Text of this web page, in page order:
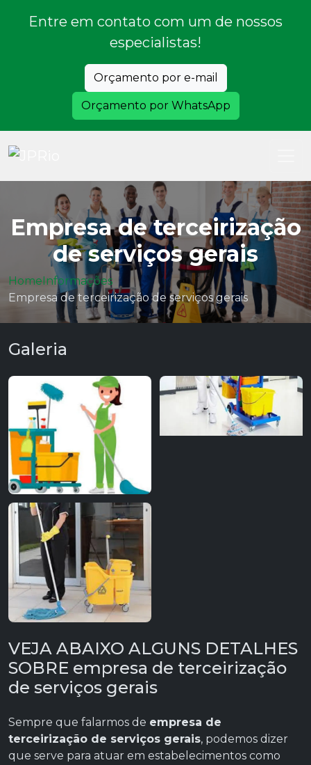
Entre em contato com um de nossos
especialistas!
Orçamento por e-mail
Orçamento por WhatsApp
HomeInformações
Empresa de terceirização de serviços gerais
Empresa de terceirização
de serviços gerais
Galeria
VEJA ABAIXO ALGUNS DETALHES
SOBRE empresa de terceirização
de serviços gerais
Sempre que falarmos de empresa de
terceirização de serviços gerais, podemos dizer
que serve para atuar em estabelecimentos como